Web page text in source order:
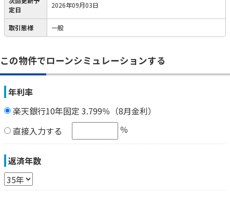
定日
2026年09月03日
取引態様 一般
この物件でローンシミュレーションする
年利率
楽天銀行10年固定 3.799％（8月金利）
直接入力する
％
返済年数